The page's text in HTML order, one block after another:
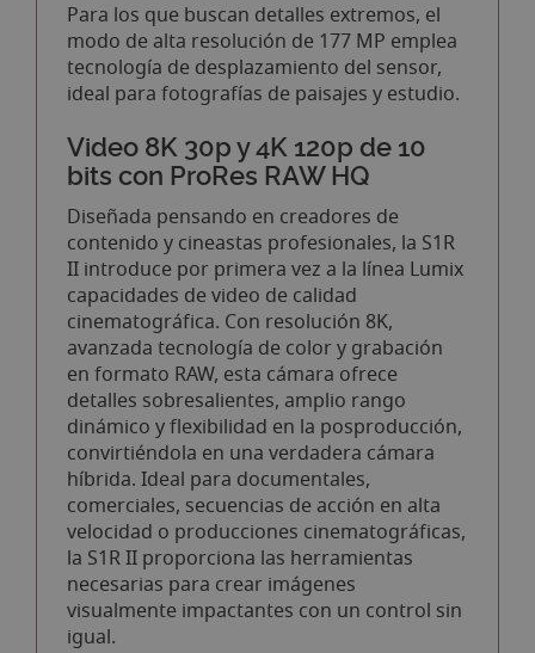
Para los que buscan detalles extremos, el
modo de alta resolución de 177 MP emplea
tecnología de desplazamiento del sensor,
ideal para fotografías de paisajes y estudio.
Video 8K 30p y 4K 120p de 10
bits con ProRes RAW HQ
Diseñada pensando en creadores de
contenido y cineastas profesionales, la S1R
II introduce por primera vez a la línea Lumix
capacidades de video de calidad
cinematográfica. Con resolución 8K,
avanzada tecnología de color y grabación
en formato RAW, esta cámara ofrece
detalles sobresalientes, amplio rango
dinámico y flexibilidad en la posproducción,
convirtiéndola en una verdadera cámara
híbrida. Ideal para documentales,
comerciales, secuencias de acción en alta
velocidad o producciones cinematográficas,
la S1R II proporciona las herramientas
necesarias para crear imágenes
visualmente impactantes con un control sin
igual.